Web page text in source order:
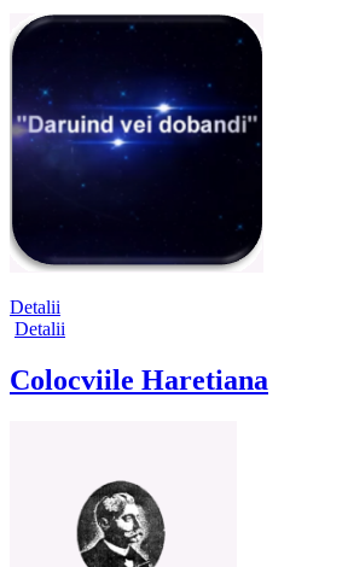
Detalii
Detalii
Colocviile Haretiana